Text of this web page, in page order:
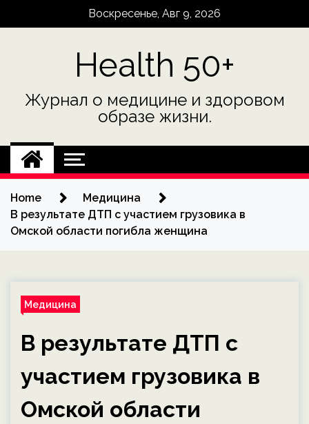
Воскресенье, Авг 9, 2026
Health 50+
Журнал о медицине и здоровом
образе жизни.
Home
Медицина
В результате ДТП с участием грузовика в
Омской области погибла женщина
Медицина
В результате ДТП с
участием грузовика в
Омской области